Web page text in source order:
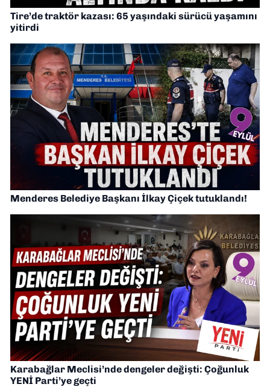
Tire’de traktör kazası: 65 yaşındaki sürücü yaşamını
yitirdi
Menderes Belediye Başkanı İlkay Çiçek tutuklandı!
Karabağlar Meclisi’nde dengeler değişti: Çoğunluk
YENİ Parti’ye geçti